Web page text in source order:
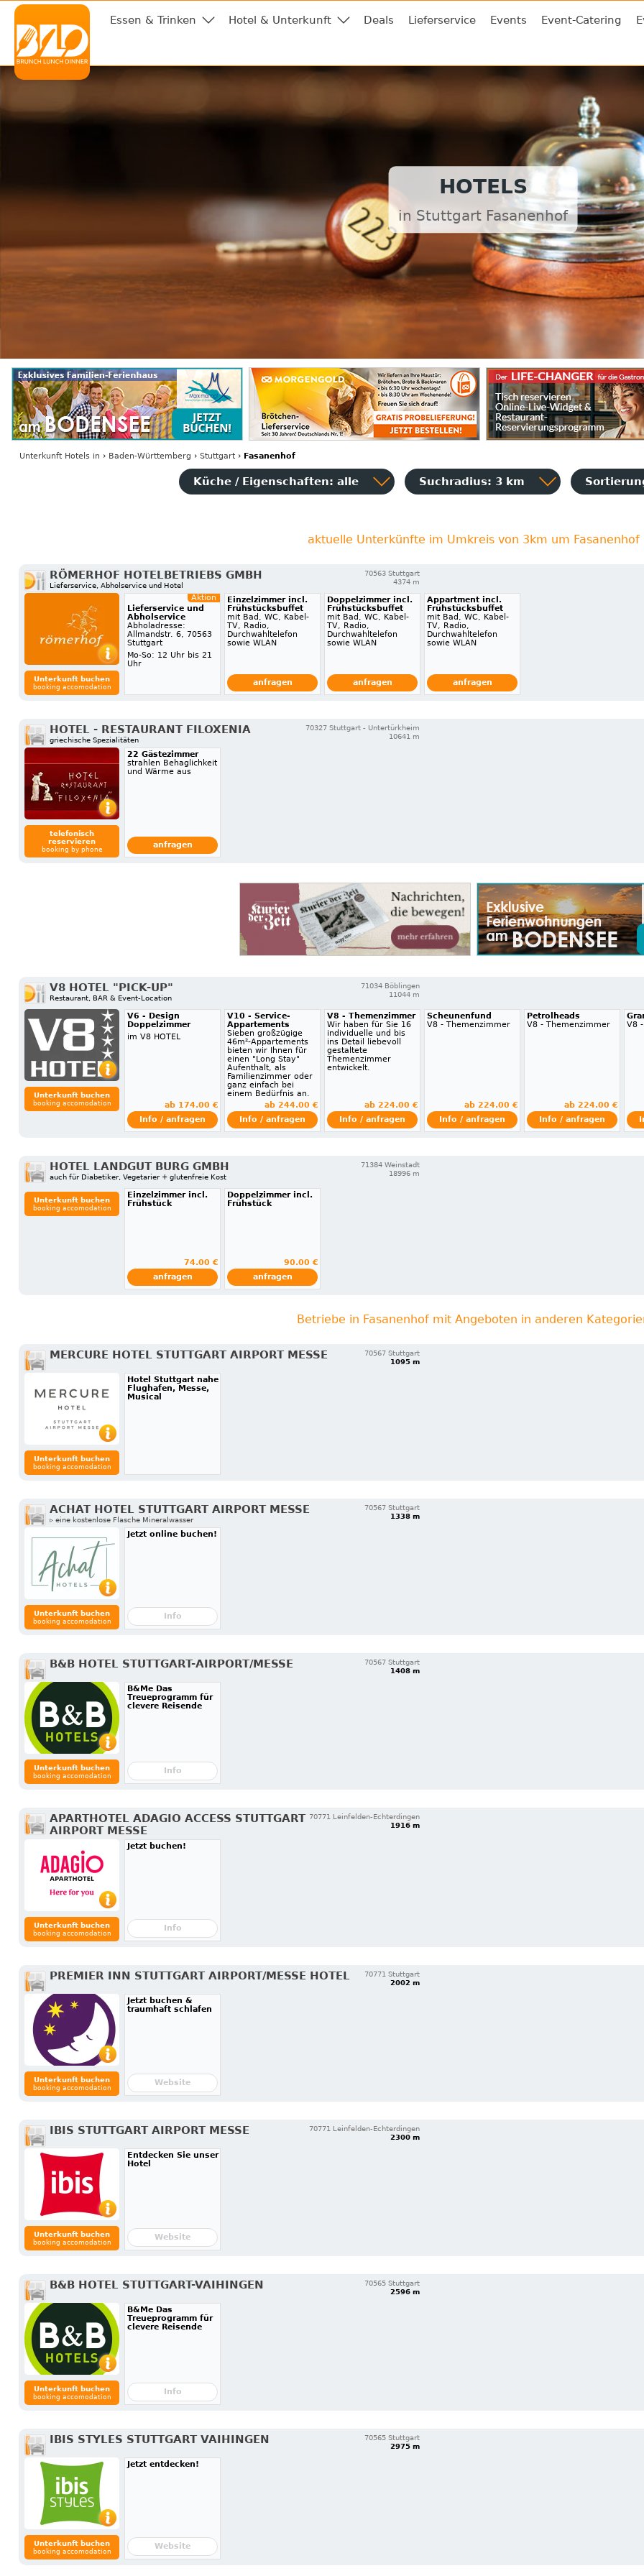
Essen & Trinken Hotel & Unterkunft Deals Lieferservice Events Event-Catering
HOTELS
in Stuttgart Fasanenhof
Unterkunft Hotels in › Baden-Württemberg › Stuttgart› Fasanenhof
Küche / Eigenschaften: alle Suchradius: 3 km
aktuelle Unterkünfte im Umkreis von 3km um Fasanenhof
RÖMERHOF HOTELBETRIEBS GMBH
Lieferservice, Abholservice und Hotel
70563 Stuttgart
4374 m
Unterkunft buchen
booking accomodation
Aktion
Lieferservice und
Abholservice
Abholadresse:
Allmandstr. 6, 70563
Stuttgart
Mo-So: 12 Uhr bis 21
Uhr
Einzelzimmer incl.
Frühstücksbuffet
mit Bad, WC, Kabel-
TV, Radio,
Durchwahltelefon
sowie WLAN
anfragen
Doppelzimmer incl.
Frühstücksbuffet
mit Bad, WC, Kabel-
TV, Radio,
Durchwahltelefon
sowie WLAN
anfragen
Appartment incl.
Frühstücksbuffet
mit Bad, WC, Kabel-
TV, Radio,
Durchwahltelefon
sowie WLAN
anfragen
HOTEL - RESTAURANT FILOXENIA
griechische Spezialitäten
70327 Stuttgart - Untertürkheim
10641 m
telefonisch
reservieren
booking by phone
22 Gästezimmer
strahlen Behaglichkeit
und Wärme aus
anfragen
V8 HOTEL "PICK-UP"
Restaurant, BAR & Event-Location
71034 Böblingen
11044 m
Unterkunft buchen
booking accomodation
V6 - Design
Doppelzimmer
im V8 HOTEL
ab 174.00 €
Info / anfragen
V10 - Service-
Appartements
Sieben großzügige
46m²-Appartements
bieten wir Ihnen für
einen "Long Stay"
Aufenthalt, als
Familienzimmer oder
ganz einfach bei
einem Bedürfnis an.
ab 244.00 €
Info / anfragen
V8 - Themenzimmer
Wir haben für Sie 16
individuelle und bis
ins Detail liebevoll
gestaltete
Themenzimmer
entwickelt.
ab 224.00 €
Info / anfragen
Scheunenfund
V8 - Themenzimmer
ab 224.00 €
Info / anfragen
Petrolheads
V8 - Themenzimmer
ab 224.00 €
Info / anfragen
V8
HOTEL LANDGUT BURG GMBH
auch für Diabetiker, Vegetarier + glutenfreie Kost
71384 Weinstadt
18996 m
Unterkunft buchen
booking accomodation
Einzelzimmer incl.
Frühstück
74.00 €
anfragen
Doppelzimmer incl.
Frühstück
90.00 €
anfragen
Betriebe in Fasanenhof mit Angeboten in anderen
MERCURE HOTEL STUTTGART AIRPORT MESSE
70567 Stuttgart
1095 m
Unterkunft buchen
booking accomodation
Hotel Stuttgart nahe
Flughafen, Messe,
Musical
ACHAT HOTEL STUTTGART AIRPORT MESSE
▹ eine kostenlose Flasche Mineralwasser
70567 Stuttgart
1338 m
Unterkunft buchen
booking accomodation
Jetzt online buchen!
Info
B&B HOTEL STUTTGART-AIRPORT/MESSE
70567 Stuttgart
1408 m
Unterkunft buchen
booking accomodation
B&Me Das
Treueprogramm für
clevere Reisende
Info
APARTHOTEL ADAGIO ACCESS STUTTGART
AIRPORT MESSE
70771 Leinfelden-Echterdingen
1916 m
Unterkunft buchen
booking accomodation
Jetzt buchen!
Info
PREMIER INN STUTTGART AIRPORT/MESSE HOTEL
70771 Stuttgart
2002 m
Unterkunft buchen
booking accomodation
Jetzt buchen &
traumhaft schlafen
Website
IBIS STUTTGART AIRPORT MESSE
70771 Leinfelden-Echterdingen
2300 m
Unterkunft buchen
booking accomodation
Entdecken Sie unser
Hotel
Website
B&B HOTEL STUTTGART-VAIHINGEN
70565 Stuttgart
2596 m
Unterkunft buchen
booking accomodation
B&Me Das
Treueprogramm für
clevere Reisende
Info
IBIS STYLES STUTTGART VAIHINGEN
70565 Stuttgart
2975 m
Unterkunft buchen
booking accomodation
Jetzt entdecken!
Website